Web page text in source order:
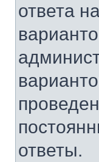
ответа
ответы.